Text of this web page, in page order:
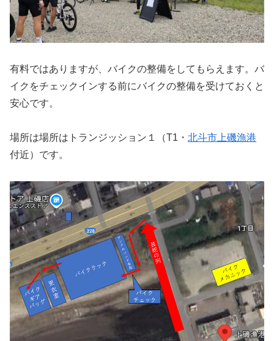
有料ではありますが、バイクの整備をしてもらえます。バ
イクをチェックインする前にバイクの整備を受けておくと
安心です。
場所は場所はトランジッション１（T1・ 北斗市上磯漁港
付近）です。